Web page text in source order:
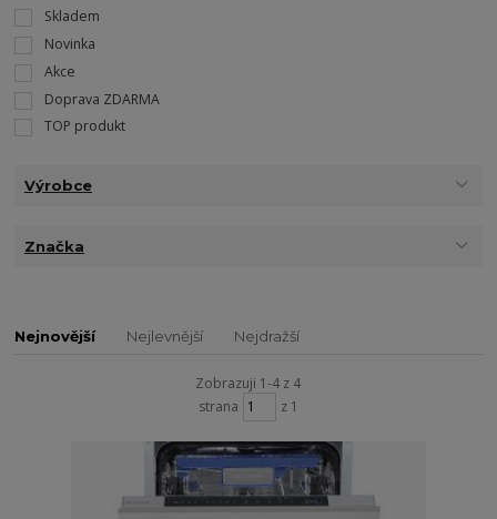
Skladem
Novinka
Akce
Doprava ZDARMA
TOP produkt
Výrobce
Značka
Nejnovější Nejlevnější Nejdražší
Zobrazuji 1-4 z 4
strana
z 1